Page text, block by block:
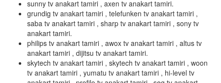
sunny tv anakart tamiri , axen tv anakart tamiri.
grundig tv anakart tamiri , telefunken tv anakart tamiri ,
saba tv anakart tamiri , sharp tv anakart tamiri , sony tv
anakart tamiri.
philips tv anakart tamiri , awox tv anakart tamiri , altus tv
anakart tamiri , dijitsu tv anakart tamiri.
skytech tv anakart tamiri , skytech tv anakart tamiri , woon
tv anakart tamiri , yumatu tv anakart tamiri , hi-level tv